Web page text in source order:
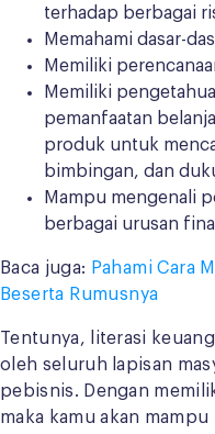
terhadap berbagai
Memahami dasar-
Memiliki
Memiliki
pemanfaatan
produk untuk
bimbingan, dan
Mampu mengenali
berbagai urusan
Baca juga: Pahami Cara
Beserta Rumusnya
Tentunya, literasi
oleh seluruh lapisan
pebisnis. Dengan
maka kamu akan